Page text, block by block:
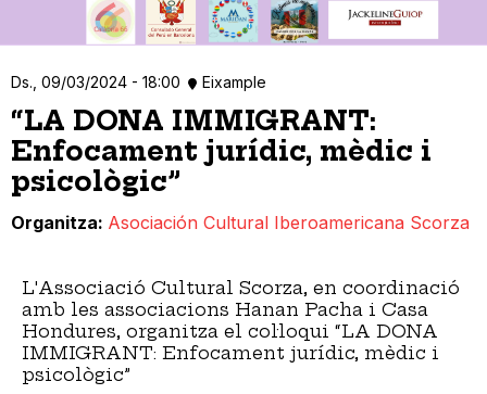
Ds., 09/03/2024 - 18:00 Eixample
“LA DONA IMMIGRANT:
Enfocament jurídic, mèdic i
psicològic”
Organitza Asociación Cultural Iberoamericana Scorza
L'Associació Cultural Scorza, en coordinació
amb les associacions Hanan Pacha i Casa
Hondures, organitza el col·loqui “LA DONA
IMMIGRANT: Enfocament jurídic, mèdic i
psicològic”